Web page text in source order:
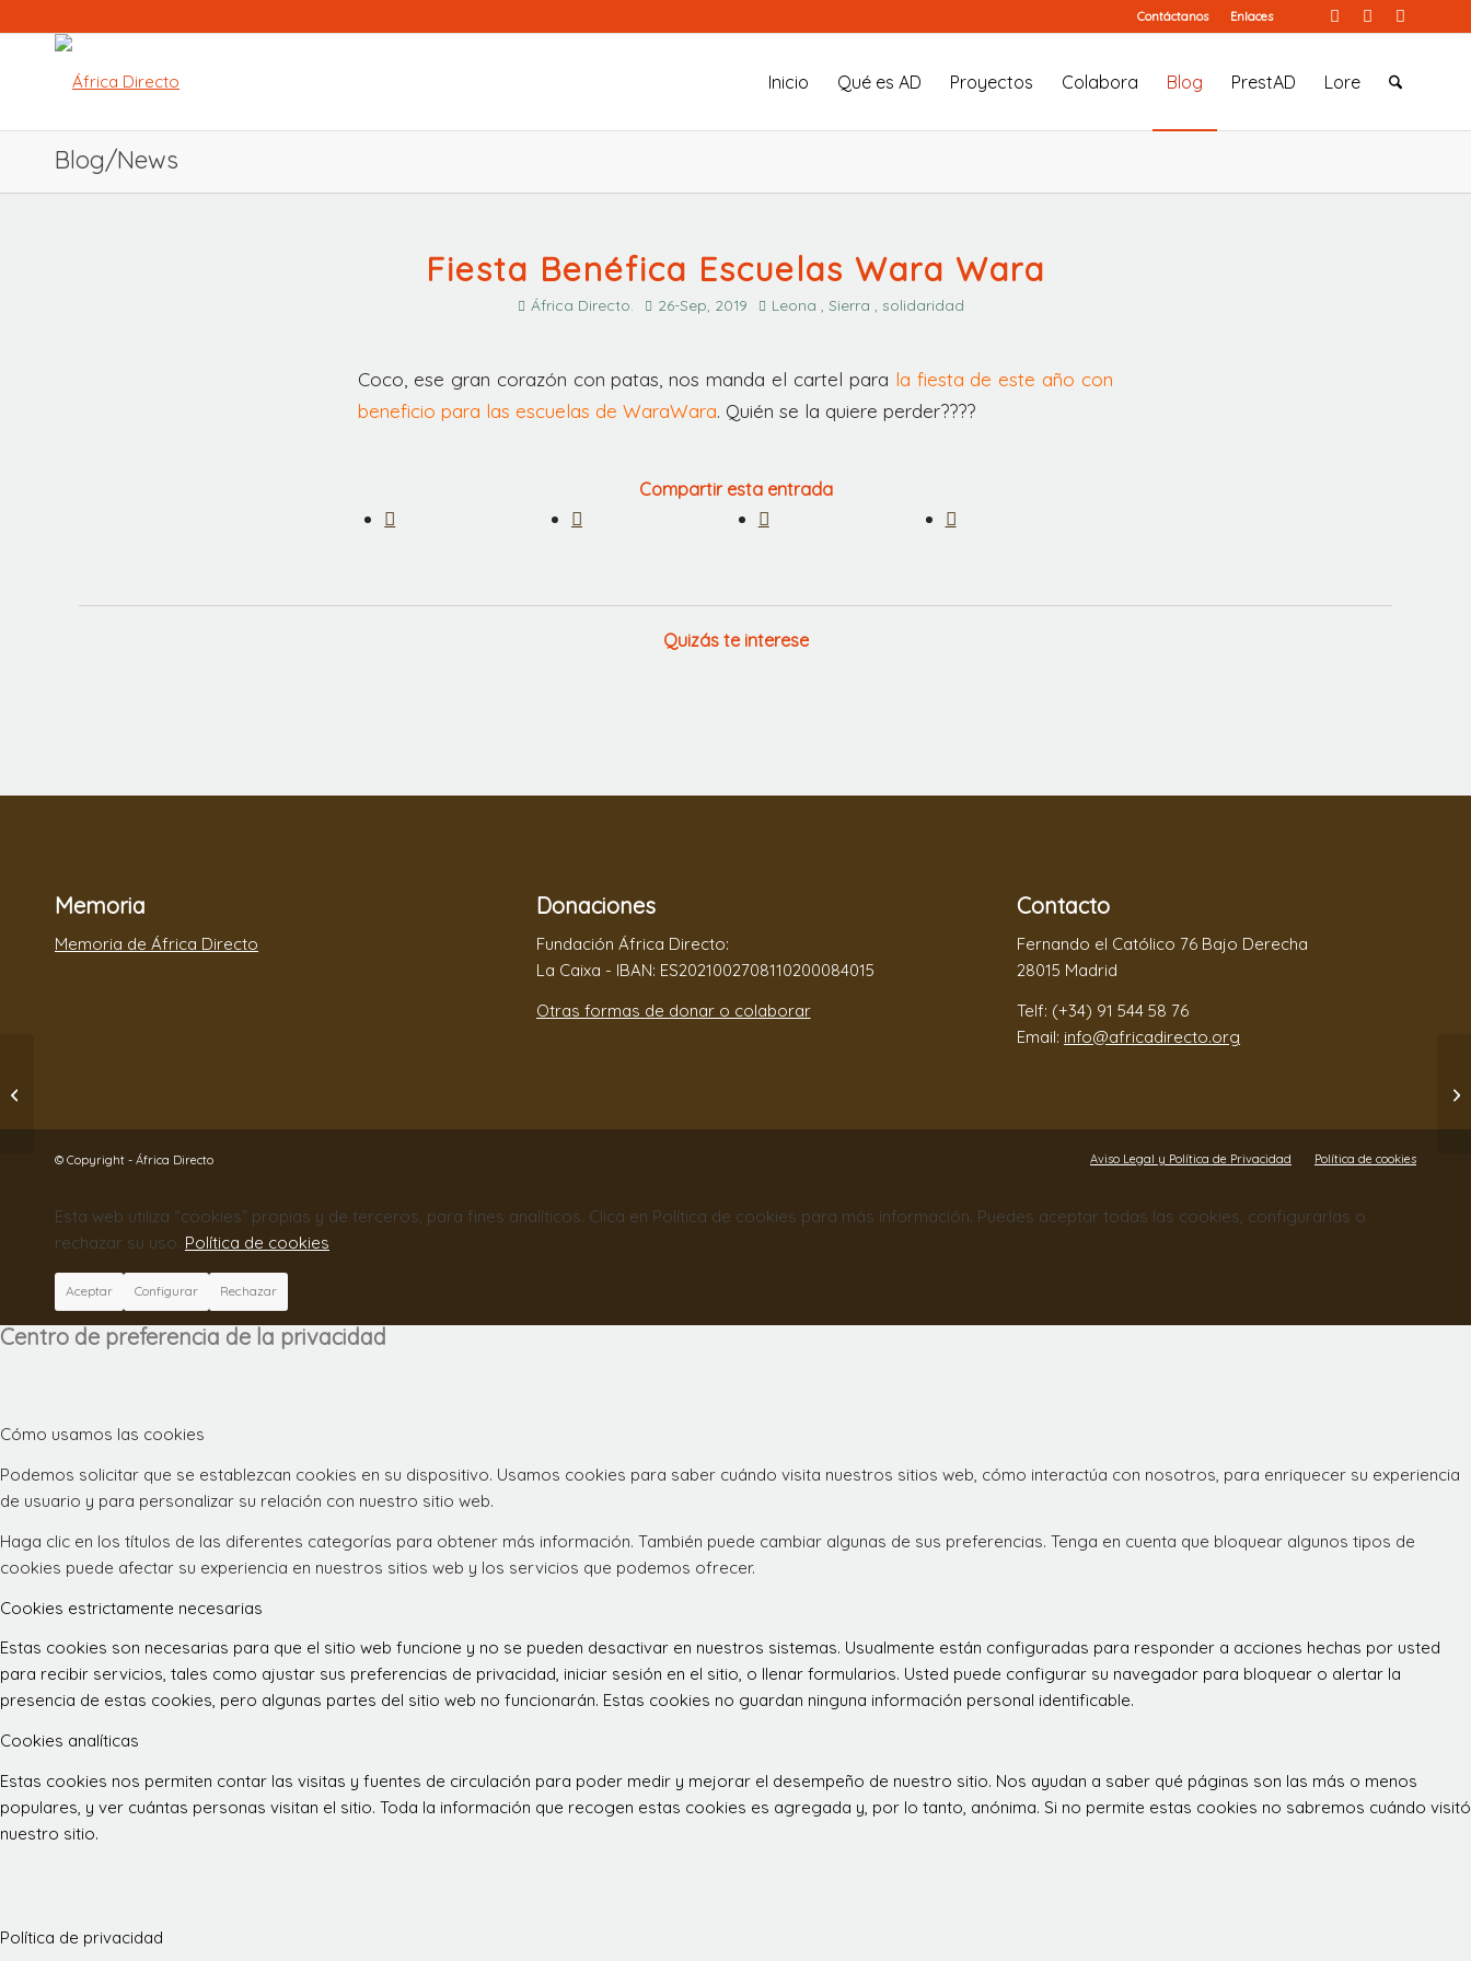
Contáctanos Enlaces
Inicio Qué es AD Proyectos Colabora Blog PrestAD Lore
Blog/News
Fiesta Benéfica Escuelas Wara Wara
África Directo. 26-Sep, 2019 Leona , Sierra , solidaridad
Coco, ese gran corazón con patas, nos manda el cartel para la fiesta de este año con
beneficio para las escuelas de WaraWara. Quién se la quiere perder????
Compartir esta entrada
Quizás te interese
Memoria
Memoria de África Directo
Donaciones
Fundación África Directo:
La Caixa - IBAN: ES2021002708110200084015
Otras formas de donar o colaborar
Contacto
Fernando el Católico 76 Bajo Derecha
28015 Madrid
Telf: (+34) 91 544 58 76
Email: info@africadirecto.org
© Copyright - África Directo Aviso Legal y Política de Privacidad Política de cookies
Esta web utiliza “cookies” propias y de terceros, para fines analíticos. Clica en Política de cookies para más información. Puedes aceptar todas las cookies, configurarlas o
rechazar su uso. Política de cookies
Aceptar Configurar Rechazar
Centro de preferencia de la privacidad
Cómo usamos las cookies
Podemos solicitar que se establezcan cookies en su dispositivo. Usamos cookies para saber cuándo visita nuestros sitios web, cómo interactúa con nosotros, para enriquecer su experiencia
de usuario y para personalizar su relación con nuestro sitio web.
Haga clic en los títulos de las diferentes categorías para obtener más información. También puede cambiar algunas de sus preferencias. Tenga en cuenta que bloquear algunos tipos de
cookies puede afectar su experiencia en nuestros sitios web y los servicios que podemos ofrecer.
Cookies estrictamente necesarias
Estas cookies son necesarias para que el sitio web funcione y no se pueden desactivar en nuestros sistemas. Usualmente están configuradas para responder a acciones hechas por usted
para recibir servicios, tales como ajustar sus preferencias de privacidad, iniciar sesión en el sitio, o llenar formularios. Usted puede configurar su navegador para bloquear o alertar la
presencia de estas cookies, pero algunas partes del sitio web no funcionarán. Estas cookies no guardan ninguna información personal identificable.
Cookies analíticas
Estas cookies nos permiten contar las visitas y fuentes de circulación para poder medir y mejorar el desempeño de nuestro sitio. Nos ayudan a saber qué páginas son las más o menos
populares, y ver cuántas personas visitan el sitio. Toda la información que recogen estas cookies es agregada y, por lo tanto, anónima. Si no permite estas cookies no sabremos cuándo visitó
nuestro sitio.
Política de privacidad